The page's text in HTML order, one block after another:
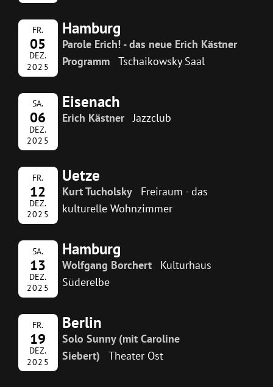
FR.
05
DEZ.
2025
Hamburg
Parole Erich! - das neue Erich Kästner
Programm
Tschaikowsky Saal
SA.
06
DEZ.
2025
Eisenach
Erich Kästner Jazzclub
FR.
12
DEZ.
2025
Uetze
Kurt Tucholsky
Freiraum - das
kulturelle Wohnzimmer
SA.
13
DEZ.
2025
Hamburg
Wolfgang Borchert
Kulturhaus
Süderelbe
FR.
19
DEZ.
2025
Berlin
Solo Sunny (mit Caroline
Siebert)
Theater Ost